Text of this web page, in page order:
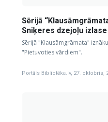
Sērijā
Sniķeres dzejoļu izlase
Sērijā "Klausāmgrāmata"
"Pietuvoties vārdiem".
Portāls Bibliotēka.lv, 27. oktobris,